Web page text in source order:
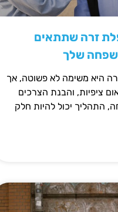
זרה שתתאים
שלך
היא משימה לא פשוטה, אך
ציפיות, והבנת הצרכים
התהליך יכול להיות חלק